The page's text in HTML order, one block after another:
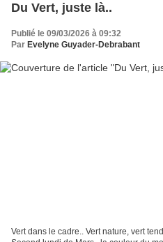
Du Vert, juste là..
Publié le 09/03/2026 à 09:32
Par Evelyne Guyader-Debrabant
Vert dans le cadre.. Vert nature, vert